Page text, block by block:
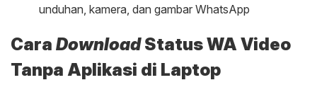
unduhan, kamera, dan gambar WhatsApp
Cara DownloadStatus WA Video
Tanpa Aplikasi di Laptop